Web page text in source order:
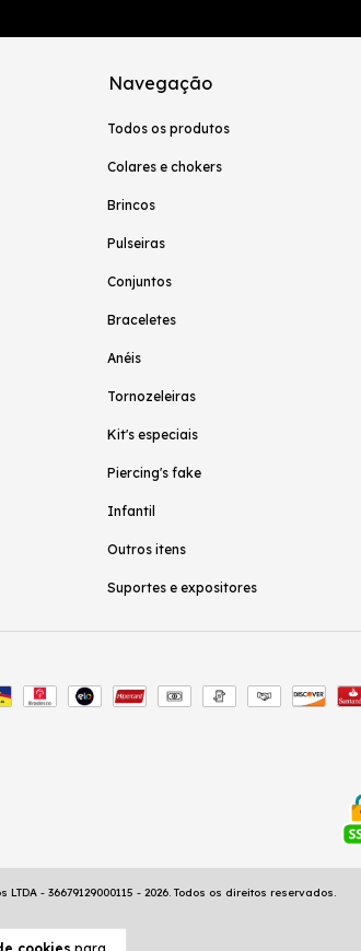
Navegação
Todos os produtos
Colares e chokers
Brincos
Pulseiras
Conjuntos
Braceletes
Anéis
Tornozeleiras
Kit's especiais
Piercing's fake
Infantil
Outros itens
Suportes e expositores
- 36679129000115 - 2026. Todos os direitos reservados.